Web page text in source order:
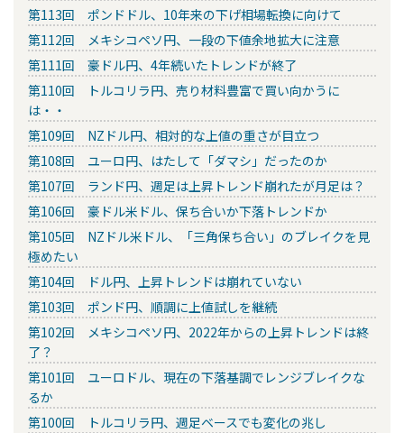
第113回 ポンドドル、10年来の下げ相場転換に向けて
第112回 メキシコペソ円、一段の下値余地拡大に注意
第111回 豪ドル円、4年続いたトレンドが終了
第110回 トルコリラ円、売り材料豊富で買い向かうに
は・・
第109回 NZドル円、相対的な上値の重さが目立つ
第108回 ユーロ円、はたして「ダマシ」だったのか
第107回 ランド円、週足は上昇トレンド崩れたが月足は？
第106回 豪ドル米ドル、保ち合いか下落トレンドか
第105回 NZドル米ドル、「三角保ち合い」のブレイクを見
極めたい
第104回 ドル円、上昇トレンドは崩れていない
第103回 ポンド円、順調に上値試しを継続
第102回 メキシコペソ円、2022年からの上昇トレンドは終
了？
第101回 ユーロドル、現在の下落基調でレンジブレイクな
るか
第100回 トルコリラ円、週足ベースでも変化の兆し